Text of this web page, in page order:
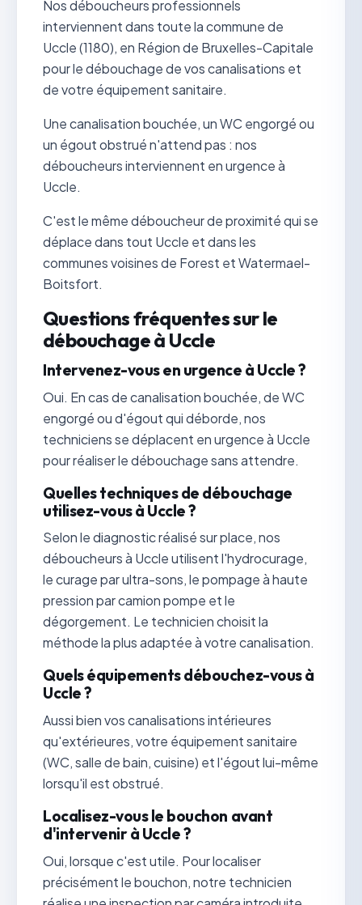
Nos déboucheurs professionnels
interviennent dans toute la commune de
Uccle (1180), en Région de Bruxelles-Capitale
pour le débouchage de vos canalisations et
de votre équipement sanitaire.
Une canalisation bouchée, un WC engorgé ou
un égout obstrué n'attend pas : nos
déboucheurs interviennent en urgence à
Uccle.
C'est le même déboucheur de proximité qui se
déplace dans tout Uccle et dans les
communes voisines de Forest et Watermael-
Boitsfort.
Questions fréquentes sur le
débouchage à Uccle
Intervenez-vous en urgence à Uccle ?
Oui. En cas de canalisation bouchée, de WC
engorgé ou d'égout qui déborde, nos
techniciens se déplacent en urgence à Uccle
pour réaliser le débouchage sans attendre.
Quelles techniques de débouchage
utilisez-vous à Uccle ?
Selon le diagnostic réalisé sur place, nos
déboucheurs à Uccle utilisent l'hydrocurage,
le curage par ultra-sons, le pompage à haute
pression par camion pompe et le
dégorgement. Le technicien choisit la
méthode la plus adaptée à votre canalisation.
Quels équipements débouchez-vous à
Uccle ?
Aussi bien vos canalisations intérieures
qu'extérieures, votre équipement sanitaire
(WC, salle de bain, cuisine) et l'égout lui-même
lorsqu'il est obstrué.
Localisez-vous le bouchon avant
d'intervenir à Uccle ?
Oui, lorsque c'est utile. Pour localiser
précisément le bouchon, notre technicien